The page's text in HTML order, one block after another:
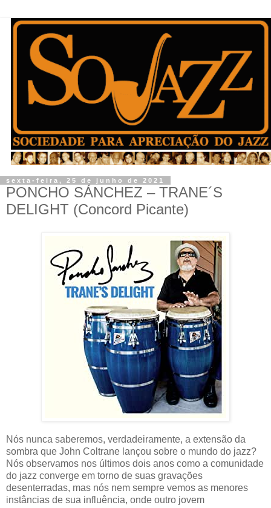
sexta-feira, 25 de junho de 2021
PONCHO SÁNCHEZ – TRANE´S
DELIGHT (Concord Picante)
Nós nunca saberemos, verdadeiramente, a extensão da
sombra que John Coltrane lançou sobre o mundo do jazz?
Nós observamos nos últimos dois anos como a comunidade
do jazz converge em torno de suas gravações
desenterradas, mas nós nem sempre vemos as menores
instâncias de sua influência, onde outro jovem